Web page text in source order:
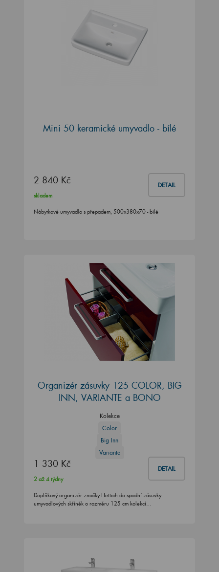
Mini 50 keramické umyvadlo - bílé
2 840 Kč DETAIL
skladem
Nábytkové umyvadlo s přepadem, 500x380x70 - bílé
Organizér zásuvky 125 COLOR, BIG
INN, VARIANTE a BONO
Kolekce
Color
Big Inn
Variante
1 330 Kč DETAIL
2 až 4 týdny
Doplňkový organizér značky Hettich do spodní zásuvky
umyvadlových skříněk o rozměru 125 cm kolekcí…